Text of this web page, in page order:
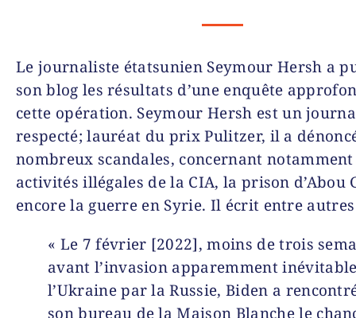
Le journaliste étatsunien Seymour Hersh a
son blog les résultats d’une enquête
cette opération. Seymour Hersh est un
respecté; lauréat du prix Pulitzer, il a
nombreux scandales, concernant notamment
activités illégales de la CIA, la prison d’Abou
encore la guerre en Syrie. Il écrit entre
« Le 7 février [2022], moins de trois
avant l’invasion apparemment
l’Ukraine par la Russie, Biden a
son bureau de la Maison Blanche le